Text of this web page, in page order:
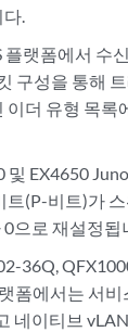
다.
플랫폼에서 수
구성을 통해
이더 유형 목록
및 EX4650
트(P-비트)가
0으로 재설정됩
36Q,
폼에서는 서
네이티브